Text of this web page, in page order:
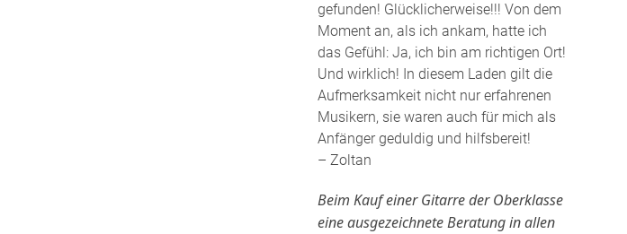
gefunden! Glücklicherweise!!! Von dem
Moment an, als ich ankam, hatte ich
das Gefühl: Ja, ich bin am richtigen Ort!
Und wirklich! In diesem Laden gilt die
Aufmerksamkeit nicht nur erfahrenen
Musikern, sie waren auch für mich als
Anfänger geduldig und hilfsbereit!
– Zoltan
Beim Kauf einer Gitarre der Oberklasse
eine ausgezeichnete Beratung in allen